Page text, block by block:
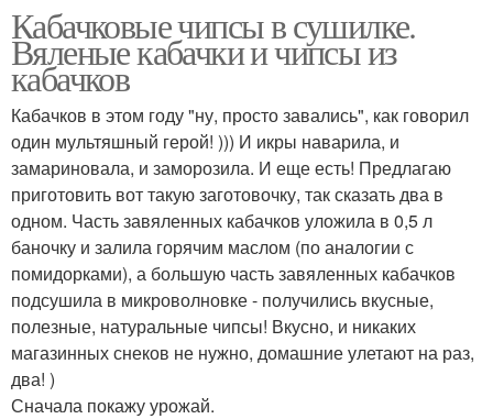
Кабачковые чипсы в сушилке.
Вяленые кабачки и чипсы из
кабачков
Кабачков в этом году "ну, просто завались", как говорил
один мультяшный герой! ))) И икры наварила, и
замариновала, и заморозила. И еще есть! Предлагаю
приготовить вот такую заготовочку, так сказать два в
одном. Часть завяленных кабачков уложила в 0,5 л
баночку и залила горячим маслом (по аналогии с
помидорками), а большую часть завяленных кабачков
подсушила в микроволновке - получились вкусные,
полезные, натуральные чипсы! Вкусно, и никаких
магазинных снеков не нужно, домашние улетают на раз,
два! )
Сначала покажу урожай.